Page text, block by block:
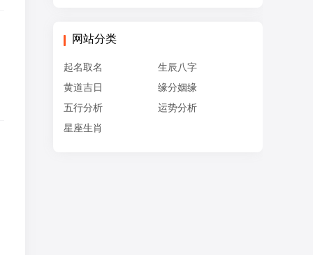
网站分类
起名取名
生辰八字
黄道吉日
缘分姻缘
五行分析
运势分析
星座生肖